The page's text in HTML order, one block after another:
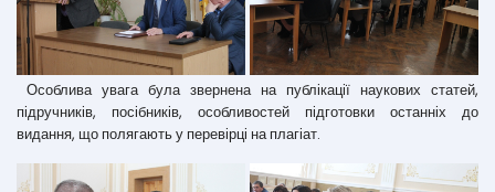
Особлива увага була звернена на публікації наукових статей,
підручників, посібників, особливостей підготовки останніх до
видання, що полягають у перевірці на плагіат.